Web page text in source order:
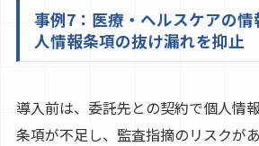
事例7：医療・ヘルスケアの情
人情報条項の抜け漏れを抑止
導入前は、委託先との契約で個人情
条項が不足し、監査指摘のリスクが